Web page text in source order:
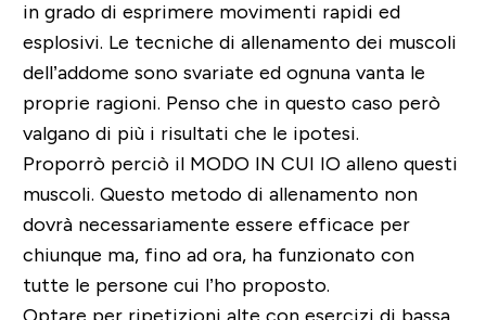
in grado di esprimere movimenti rapidi ed
esplosivi. Le tecniche di allenamento dei muscoli
dell’addome sono svariate ed ognuna vanta le
proprie ragioni. Penso che in questo caso però
valgano di più i risultati che le ipotesi.
Proporrò perciò il MODO IN CUI IO alleno questi
muscoli. Questo metodo di allenamento non
dovrà necessariamente essere efficace per
chiunque ma, fino ad ora, ha funzionato con
tutte le persone cui l’ho proposto.